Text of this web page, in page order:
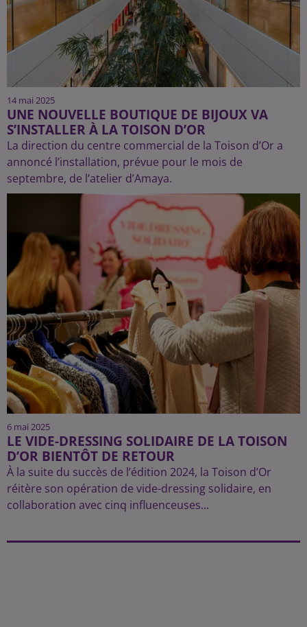
14 mai 2025
UNE NOUVELLE BOUTIQUE DE BIJOUX VA
S’INSTALLER À LA TOISON D’OR
La direction du centre commercial de la Toison d’Or a
annoncé l’installation, prévue pour le mois de
septembre, de l’atelier d’Amaya.
6 mai 2025
LE VIDE-DRESSING SOLIDAIRE DE LA TOISON
D’OR BIENTÔT DE RETOUR
À la suite du succès de l’édition 2024, la Toison d’Or
réitère son opération de vide-dressing solidaire, en
collaboration avec cinq influenceuses...